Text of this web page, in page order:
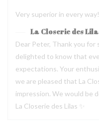
Very superior in every
La Closerie des
Dear Peter, Thank you for
delighted to know that
expectations. Your
we are pleased that La
impression. We would be
La Closerie des Lilas ✨